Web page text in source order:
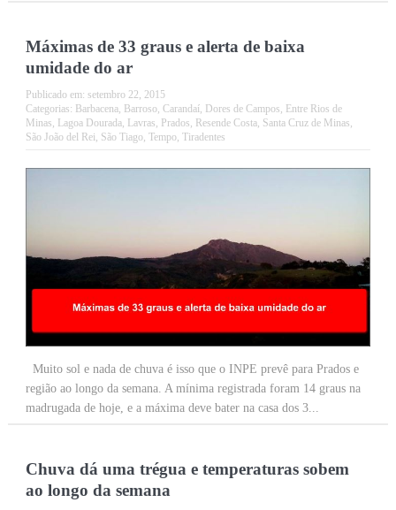
Máximas de 33 graus e alerta de baixa
umidade do ar
Publicado em: setembro 22, 2015
Categorias: Barbacena, Barroso, Carandaí, Dores de Campos, Entre Rios de
Minas, Lagoa Dourada, Lavras, Prados, Resende Costa, Santa Cruz de Minas,
São João del Rei, São Tiago, Tempo, Tiradentes
Muito sol e nada de chuva é isso que o INPE prevê para Prados e
região ao longo da semana. A mínima registrada foram 14 graus na
madrugada de hoje, e a máxima deve bater na casa dos 3...
Chuva dá uma trégua e temperaturas sobem
ao longo da semana